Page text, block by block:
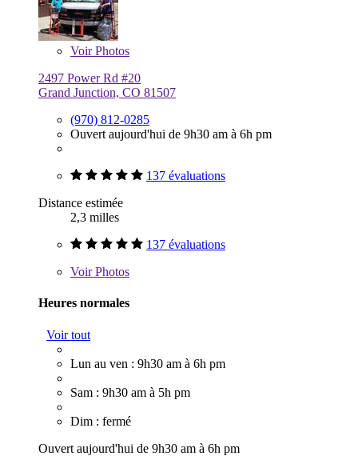
VoirPhotos
2497 Power Rd #20
Grand Junction, CO 81507
(970) 812-0285
Ouvert aujourd'hui de 9h30 am à 6h pm
137 évaluations
Distance estimée
2,3 milles
137 évaluations
VoirPhotos
Heures normales
Voir tout
Lun au ven : 9h30 am à 6h pm
Sam : 9h30 am à 5h pm
Dim : fermé
Ouvert aujourd'hui de 9h30 am à 6h pm